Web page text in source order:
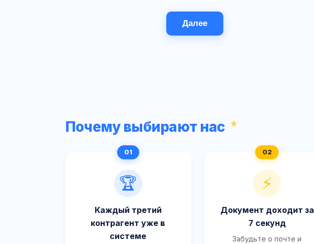
Далее
Почему выбирают нас
🏆
Каждый третий
контрагент уже в
системе
⚡
Документ доходит за
7 секунд
Забудьте о почте и